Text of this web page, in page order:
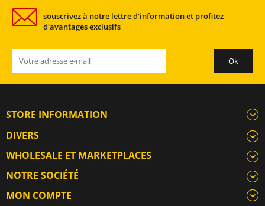
souscrivez à notre lettre d'information et profitez
d'avantages exclusifs
STORE INFORMATION
DIVERS
WHOLESALE ET MARKETPLACES
NOTRE SOCIÉTÉ
MON COMPTE